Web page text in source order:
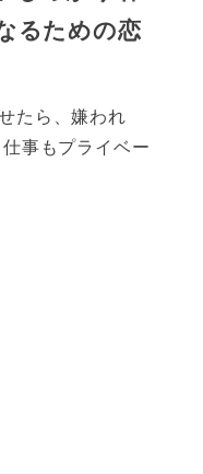
るための恋
たら、嫌われ
事もプライベー